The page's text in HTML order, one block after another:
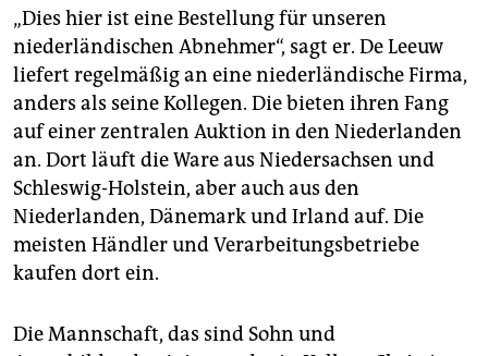
„Dies hier ist eine Bestellung für unseren
niederländischen Abnehmer“, sagt er. De Leeuw
liefert regelmäßig an eine niederländische Firma,
anders als seine Kollegen. Die bieten ihren Fang
auf einer zentralen Auktion in den Niederlanden
an. Dort läuft die Ware aus Niedersachsen und
Schleswig-Holstein, aber auch aus den
Niederlanden, Dänemark und Irland auf. Die
meisten Händler und Verarbeitungsbetriebe
kaufen dort ein.
Die Mannschaft, das sind Sohn und